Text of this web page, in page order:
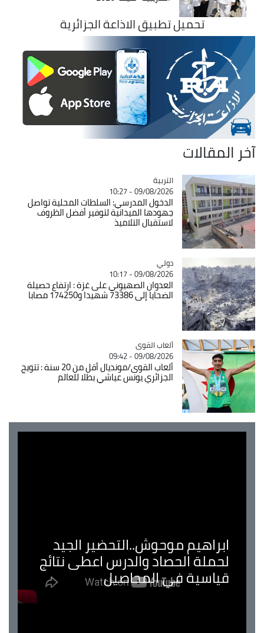
تحميل تطبيق الاذاعة الجزائرية
آخر المقالات
Catégorie
التربية
09/08/2026 - 10:27
الدخول المدرسي: السلطات المحلية تواصل
جهودها الميدانية لتوفير أفضل الظروف
لاستقبال التلاميذ
Catégorie
دولي
09/08/2026 - 10:17
العدوان الصهيوني على غزة : ارتفاع حصيلة
الضحايا إلى 73386 شهيدا و174250 مصابا
Catégorie
ألعاب القوى
09/08/2026 - 09:42
ألعاب القوى/مونديال أقل من 20 سنة : تتويج
الجزائري يونس عياشي بطلا للعالم
ابراهيم موحوش..التحضير الجيد
لحملة الحصاد والدرس اعطى نتائج
قياسية في المحاصيل